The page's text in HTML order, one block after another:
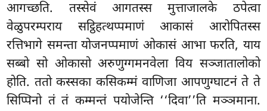
आगच्छति. तस्सेवं आगतस्स मुत्ताजालके ठपेत्वा
वेळुपरम्पराय सट्ठिहत्थप्पमाणं आकासं आरोपितस्स
रत्तिभागे समन्ता योजनप्पमाणं ओकासं आभा फरति, याय
सब्बो सो ओकासो अरुणुग्गमनवेला विय सञ्जातालोको
होति. ततो कस्सका कसिकम्मं वाणिजा आपणुग्घाटनं ते ते
सिप्पिनो तं तं कम्मन्तं पयोजेन्ति ‘‘दिवा’’ति मञ्ञमाना.